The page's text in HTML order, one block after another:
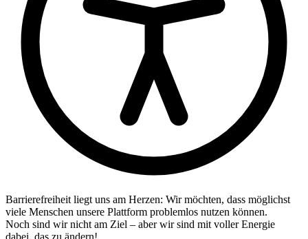
Barrierefreiheit liegt uns am Herzen: Wir möchten, dass möglichst
viele Menschen unsere Plattform problemlos nutzen können.
Noch sind wir nicht am Ziel – aber wir sind mit voller Energie